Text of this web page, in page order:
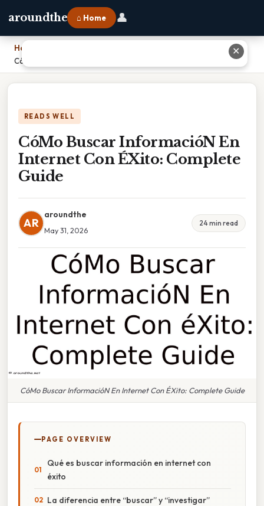
aroundthe ⌂ Home 👤
Home
CóMo Buscar InformacióN En Internet Con ÉXito: Complete Guide
READS WELL
CóMo Buscar InformacióN En
Internet Con ÉXito: Complete
Guide
AR
aroundthe
May 31, 2026
24 min read
CóMo Buscar InformacióN En Internet Con ÉXito: Complete Guide
PAGE OVERVIEW
Qué es buscar información en internet con
éxito
La diferencia entre “buscar” y “investigar”
✕